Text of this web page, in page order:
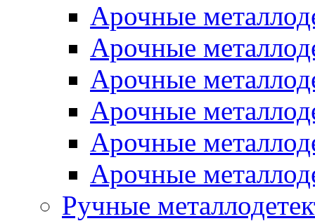
Арочные
Арочные
Арочные
Арочные
Арочные
Арочные
Ручные